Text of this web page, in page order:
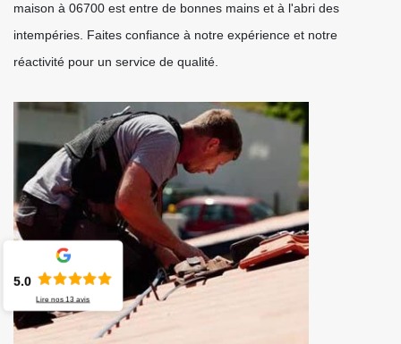
maison à 06700 est entre de bonnes mains et à l'abri des
intempéries. Faites confiance à notre expérience et notre
réactivité pour un service de qualité.
5.0
Lire nos13 avis